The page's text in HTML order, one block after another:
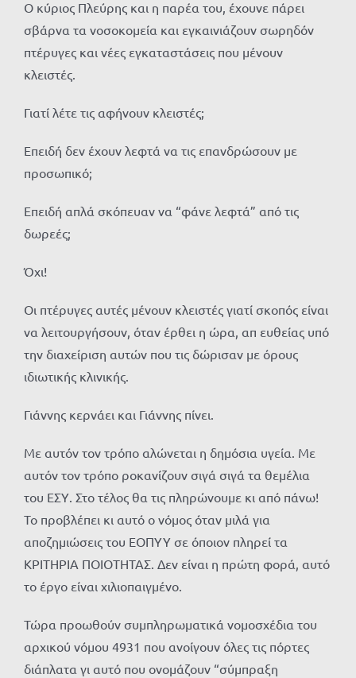
Ο κύριος Πλεύρης και η παρέα του, έχουνε πάρει
σβάρνα τα νοσοκομεία και εγκαινιάζουν σωρηδόν
πτέρυγες και νέες εγκαταστάσεις που μένουν
κλειστές.
Γιατί λέτε τις αφήνουν κλειστές;
Επειδή δεν έχουν λεφτά να τις επανδρώσουν με
προσωπικό;
Επειδή απλά σκόπευαν να “φάνε λεφτά” από τις
δωρεές;
Όχι!
Οι πτέρυγες αυτές μένουν κλειστές γιατί σκοπός είναι
να λειτουργήσουν, όταν έρθει η ώρα, απ ευθείας υπό
την διαχείριση αυτών που τις δώρισαν με όρους
ιδιωτικής κλινικής.
Γιάννης κερνάει και Γιάννης πίνει.
Με αυτόν τον τρόπο αλώνεται η δημόσια υγεία. Με
αυτόν τον τρόπο ροκανίζουν σιγά σιγά τα θεμέλια
του ΕΣΥ. Στο τέλος θα τις πληρώνουμε κι από πάνω!
Το προβλέπει κι αυτό ο νόμος όταν μιλά για
αποζημιώσεις του ΕΟΠΥΥ σε όποιον πληρεί τα
ΚΡΙΤΗΡΙΑ ΠΟΙΟΤΗΤΑΣ. Δεν είναι η πρώτη φορά, αυτό
το έργο είναι χιλιοπαιγμένο.
Τώρα προωθούν συμπληρωματικά νομοσχέδια του
αρχικού νόμου 4931 που ανοίγουν όλες τις πόρτες
διάπλατα γι αυτό που ονομάζουν “σύμπραξη